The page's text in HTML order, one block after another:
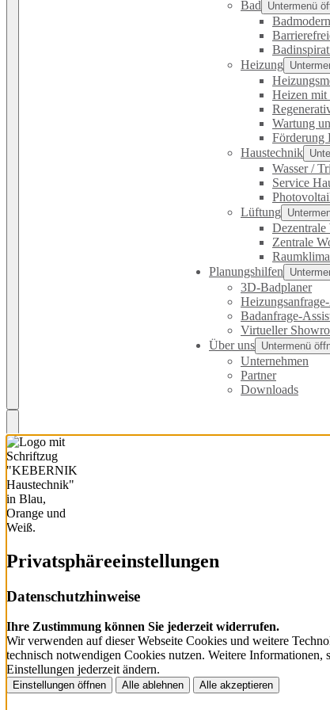
Bad Untermenü
Heizung
Heizen mit
Wartung
Förderung
Haustechnik
Wasser /
Service
Lüftung
Zentrale
Planungshilfen
3D-Badplaner
Badanfrage-
Virtueller
Über uns Untermenü
Unternehmen
Partner
Downloads
Privatsphäre­einstellungen
Datenschutzhinweise
Ihre Zustimmung können Sie jederzeit widerrufen.
Wir verwenden auf dieser Webseite Cookies und weitere
technisch notwendigen Cookies nutzen. Weitere
Einstellungen jederzeit ändern.
Einstellungen öffnen Alle ablehnen Alle akzeptieren